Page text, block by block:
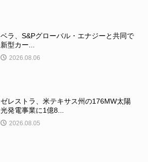
ベラ、S&Pグローバル・エナジーと共同で
新型カー...
2026.08.06
ゼレストラ、米テキサス州の176MW太陽
光発電事業に1億8...
2026.08.05